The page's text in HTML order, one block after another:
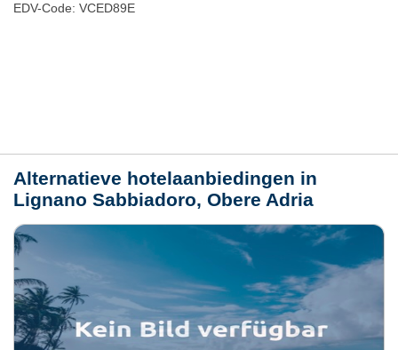
EDV-Code: VCED89E
Alternatieve hotelaanbiedingen in
Lignano Sabbiadoro, Obere Adria